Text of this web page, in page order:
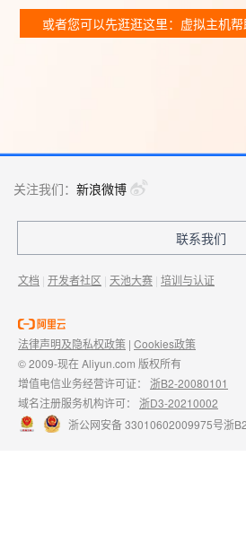
或者您可以先逛逛这里：虚拟主机